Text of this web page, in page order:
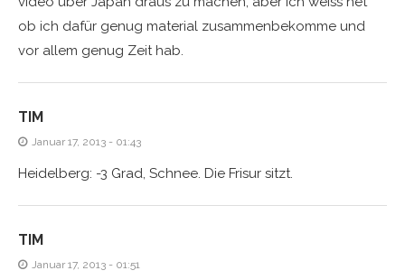
ob ich dafür genug material zusammenbekomme und
vor allem genug Zeit hab.
TIM
Januar 17, 2013 - 01:43
Heidelberg: -3 Grad, Schnee. Die Frisur sitzt.
TIM
Januar 17, 2013 - 01:51